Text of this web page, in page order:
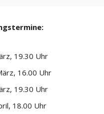
19.30 Uhr
16.00 Uhr
19.30 Uhr
18.00 Uhr